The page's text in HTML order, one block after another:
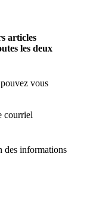
articles
les deux
vous
courriel
des informations